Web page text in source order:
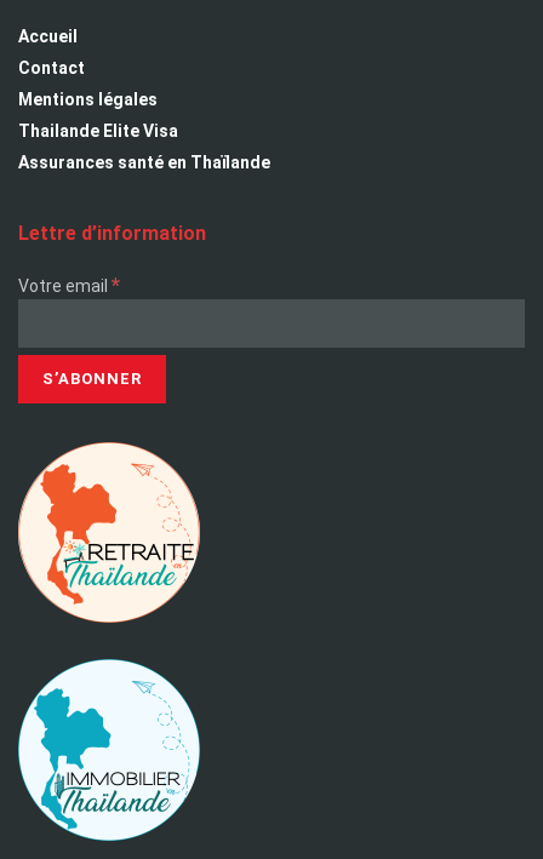
Accueil
Contact
Mentions légales
Thailande Elite Visa
Assurances santé en Thaïlande
Lettre d’information
Votre email *